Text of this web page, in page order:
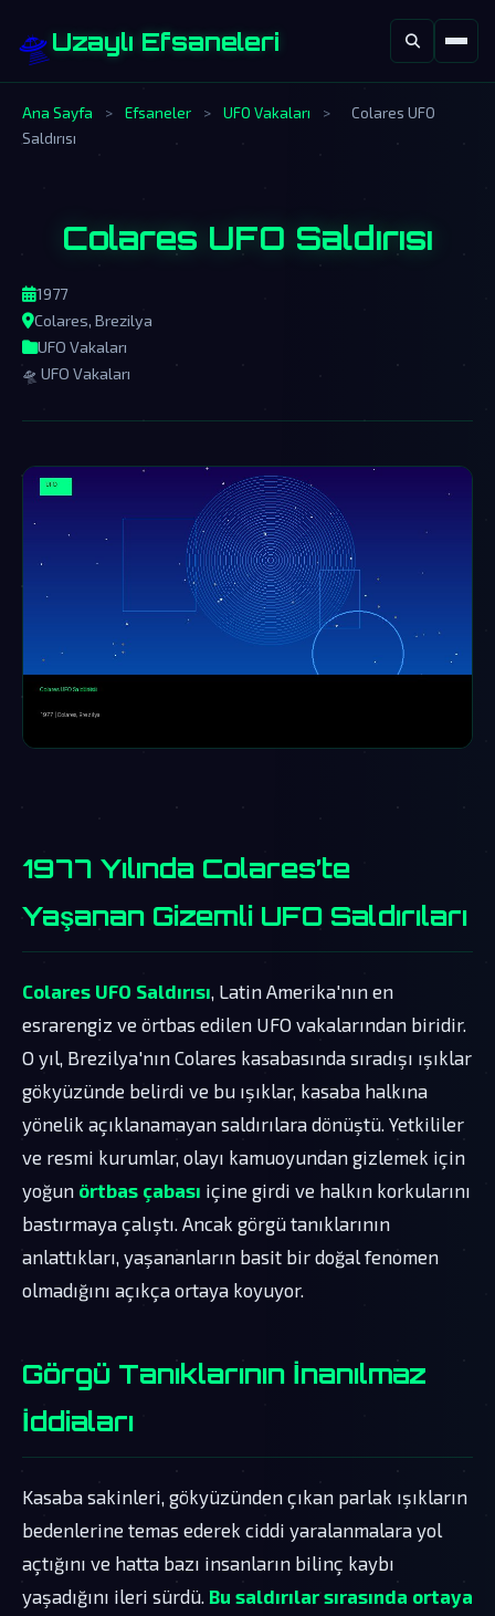
🛸Uzaylı Efsaneleri
Ana Sayfa > Efsaneler > UFO Vakaları >
Colares UFO
Saldırısı
Colares UFO Saldırısı
1977
Colares, Brezilya
UFO Vakaları
🛸 UFO Vakaları
1977 Yılında Colares’te
Yaşanan Gizemli UFO Saldırıları
Colares UFO Saldırısı , Latin Amerika'nın en
esrarengiz ve örtbas edilen UFO vakalarından biridir.
O yıl, Brezilya'nın Colares kasabasında sıradışı ışıklar
gökyüzünde belirdi ve bu ışıklar, kasaba halkına
yönelik açıklanamayan saldırılara dönüştü. Yetkililer
ve resmi kurumlar, olayı kamuoyundan gizlemek için
yoğun örtbas çabası içine girdi ve halkın korkularını
bastırmaya çalıştı. Ancak görgü tanıklarının
anlattıkları, yaşananların basit bir doğal fenomen
olmadığını açıkça ortaya koyuyor.
Görgü Tanıklarının İnanılmaz
İddiaları
Kasaba sakinleri, gökyüzünden çıkan parlak ışıkların
bedenlerine temas ederek ciddi yaralanmalara yol
açtığını ve hatta bazı insanların bilinç kaybı
yaşadığını ileri sürdü. Bu saldırılar sırasında ortaya